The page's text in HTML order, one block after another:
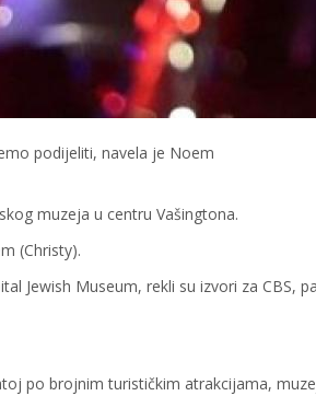
podijeliti, navela je Noem
muzeja u centru Vašingtona.
(Christy).
Jewish Museum, rekli su izvori za CBS,
po brojnim turističkim atrakcijama,